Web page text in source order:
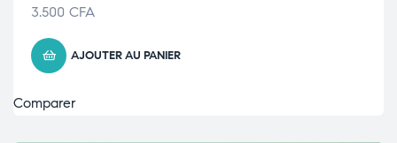
3.500 CFA
AJOUTER AU PANIER
Comparer